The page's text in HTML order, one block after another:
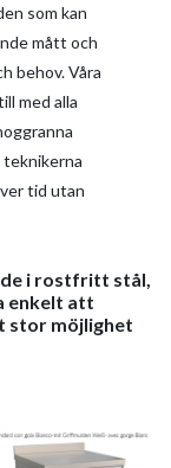
som kan
mått och
behov. Våra
med alla
teknikerna
tid utan
i rostfritt stål,
enkelt att
stor möjlighet